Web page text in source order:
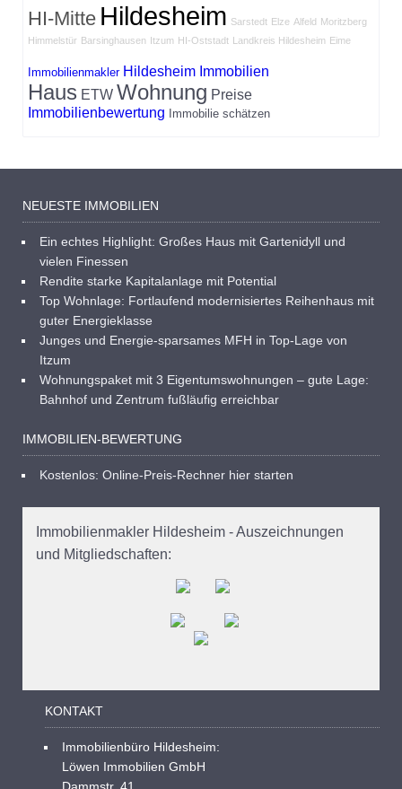
HI-Mitte Hildesheim Sarstedt Elze Alfeld Moritzberg
Himmelstür Barsinghausen Itzum HI-Oststadt Landkreis Hildesheim Eime
Immobilienmakler Hildesheim Immobilien
Haus ETW Wohnung Preise
Immobilienbewertung
Immobilie schätzen
NEUESTE IMMOBILIEN
Ein echtes Highlight: Großes Haus mit Gartenidyll und
vielen Finessen
Rendite starke Kapitalanlage mit Potential
Top Wohnlage: Fortlaufend modernisiertes Reihenhaus mit
guter Energieklasse
Junges und Energie-sparsames MFH in Top-Lage von
Itzum
Wohnungspaket mit 3 Eigentumswohnungen – gute Lage:
Bahnhof und Zentrum fußläufig erreichbar
IMMOBILIEN-BEWERTUNG
Kostenlos: Online-Preis-Rechner hier starten
Immobilienmakler Hildesheim - Auszeichnungen
und Mitgliedschaften:
KONTAKT
Immobilienbüro Hildesheim:
Löwen Immobilien GmbH